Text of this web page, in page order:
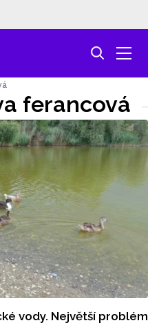
ferancová
vody. Největší problém